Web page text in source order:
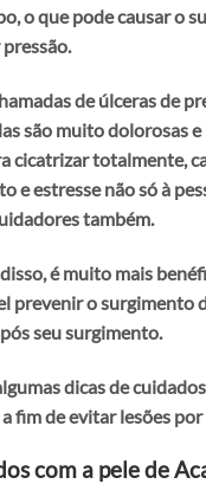
o que pode causar o
.
deúlceras de
são muito dolorosas
cicatrizar totalmente,
e estresse não só à
também.
é muito mais
prevenir o surgimento
seu surgimento.
dicas de
a fim de evitar lesões
com a pele de